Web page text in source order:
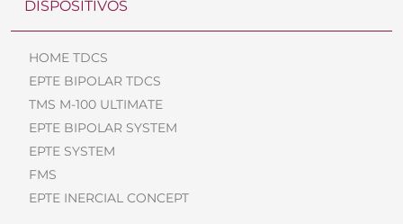
DISPOSITIVOS
HOME TDCS
EPTE BIPOLAR TDCS
TMS M-100 ULTIMATE
EPTE BIPOLAR SYSTEM
EPTE SYSTEM
FMS
EPTE INERCIAL CONCEPT